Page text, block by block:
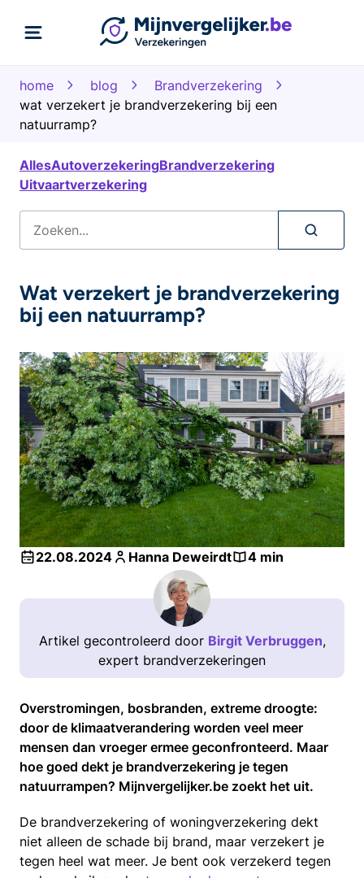
home blog
Brandverzekering
wat verzekert je brandverzekering bij een
natuurramp?
AllesAutoverzekeringBrandverzekering
Uitvaartverzekering
Wat verzekert je brandverzekering
bij een natuurramp?
22.08.2024 Hanna Deweirdt 4 min
Artikel gecontroleerd door Birgit Verbruggen,
expert brandverzekeringen
Overstromingen, bosbranden, extreme droogte:
door de klimaatverandering worden veel meer
mensen dan vroeger ermee geconfronteerd. Maar
hoe goed dekt je brandverzekering je tegen
natuurrampen? Mijnvergelijker.be zoekt het uit.
De brandverzekering of woningverzekering dekt
niet alleen de schade bij brand, maar verzekert je
tegen heel wat meer. Je bent ook verzekerd tegen